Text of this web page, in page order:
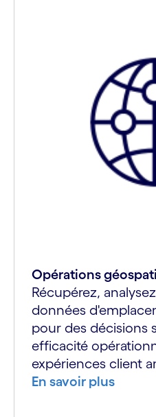
Opérations
Récupérez,
données
pour des décisions
efficacité
expériences client
En savoir plus